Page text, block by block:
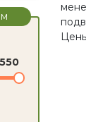
550